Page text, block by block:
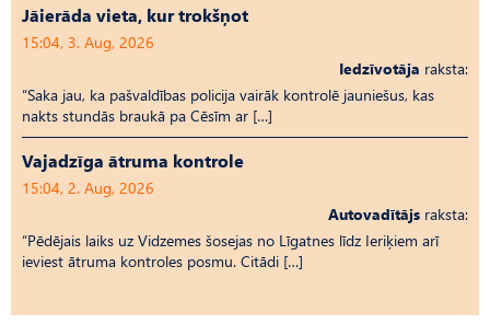
Jāierāda vieta, kur trokšņot
15:04, 3. Aug, 2026
Iedzīvotāja raksta:
“Saka jau, ka pašvaldības policija vairāk kontrolē jauniešus, kas
nakts stundās braukā pa Cēsīm ar […]
Vajadzīga ātruma kontrole
15:04, 2. Aug, 2026
Autovadītājs raksta:
“Pēdējais laiks uz Vid­ze­mes šosejas no Līgatnes līdz Ieriķiem arī
ieviest ātruma kontroles posmu. Citādi […]